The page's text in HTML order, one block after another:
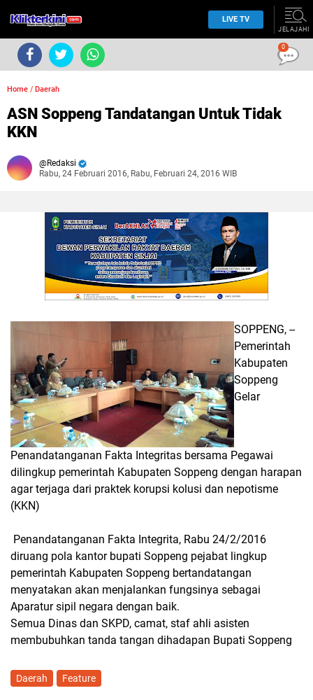
LIVE TV
JELAJAHI
Home / Daerah
ASN Soppeng Tandatangan Untuk Tidak
KKN
Redaksi
Rabu, 24 Februari 2016, Rabu, Februari 24, 2016 WIB
SOPPENG, --
Pemerintah
Kabupaten
Soppeng
Gelar
Penandatanganan Fakta Integritas bersama Pegawai
dilingkup pemerintah Kabupaten Soppeng dengan harapan
agar terjaga dari praktek korupsi kolusi dan nepotisme
(KKN)
Penandatanganan Fakta Integrita, Rabu 24/2/2016
diruang pola kantor bupati Soppeng pejabat lingkup
pemerintah Kabupaten Soppeng bertandatangan
menyatakan akan menjalankan fungsinya sebagai
Aparatur sipil negara dengan baik.
Semua Dinas dan SKPD, camat, staf ahli asisten
membubuhkan tanda tangan dihadapan Bupati Soppeng
Daerah Feature
0